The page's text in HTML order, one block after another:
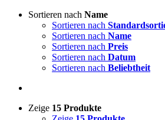
Sortieren nach Name
Sortieren nach
Sortieren nach Name
Sortieren nach Preis
Sortieren nach Datum
Sortieren nach Beliebtheit
Zeige 15 Produkte